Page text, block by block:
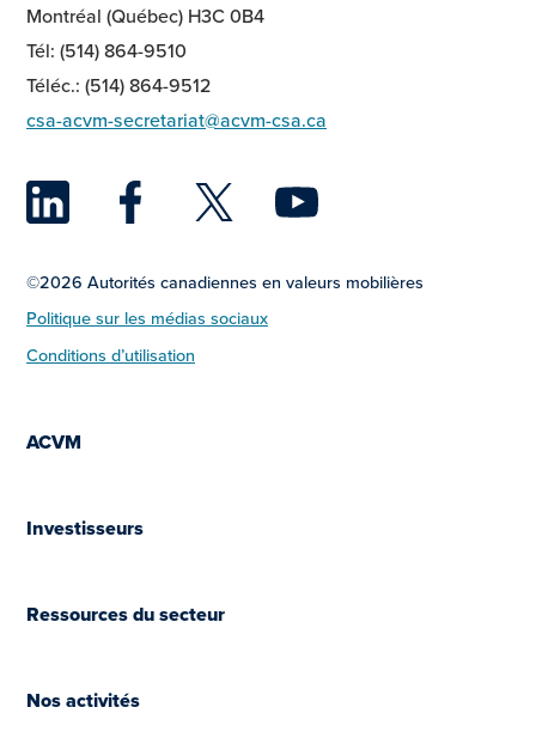
Montréal (Québec) H3C 0B4
Tél: (514) 864-9510
Téléc.: (514) 864-9512
csa-acvm-secretariat@acvm-csa.ca
LinkedIn
Facebook
Twitter
©2026 Autorités canadiennes en valeurs mobilières
Politique sur les médias sociaux
Conditions d’utilisation
ACVM
Investisseurs
Ressources du secteur
Nos activités